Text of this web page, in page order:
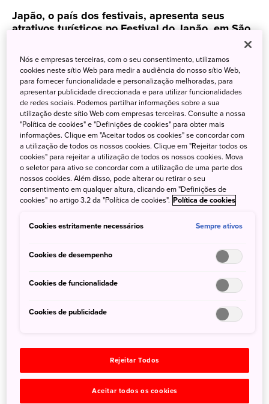
Japão, o país dos festivais, apresenta seus
atrativos turísticos no Festival do Japão, em São
8 de Julho de 2025 JNTO Brasil
Estande da JNTO, órgão oficial de turismo do Japão,
atenderá Interessados em viajar ao país
Nos dias 11, 12 e 13 de julho acontece a 26ª edição do
Festival do Japão, maior evento da comunidade nipo-
brasileira, que anualmente celebra a cultura do país
oriental. Além da intensa programação de atividades
como shows, oficinas e ampla oferta de gastronomia
japonesa, o evento traz dezenas de expositores com
produtos e serviços relacionados à cultura nikkei, de
Julho(1)
Nós e empresas terceiras, com o seu consentimento, utilizamos
cookies neste sítio Web para medir a audiência do nosso sítio Web,
para fornecer funcionalidade e personalização melhoradas, para
apresentar publicidade direccionada e para utilizar funcionalidades
de redes sociais. Podemos partilhar informações sobre a sua
utilização deste sítio Web com empresas terceiras. Consulte a nossa
"Política de cookies" e "Definições de cookies" para obter mais
informações. Clique em "Aceitar todos os cookies" se concordar com
a utilização de todos os nossos cookies. Clique em "Rejeitar todos os
cookies" para rejeitar a utilização de todos os nossos cookies. Mova
o seletor para ativo se concordar com a utilização de uma parte dos
nossos cookies. Além disso, pode alterar ou retirar o seu
consentimento em qualquer altura, clicando em "Definições de
cookies" no artigo 3.2 da "Política de cookies". Política de cookies
Cookies estritamente necessários Sempre ativos
Cookies de desempenho
Cookies de funcionalidade
Cookies de publicidade
Rejeitar Todos
Aceitar todos os cookies